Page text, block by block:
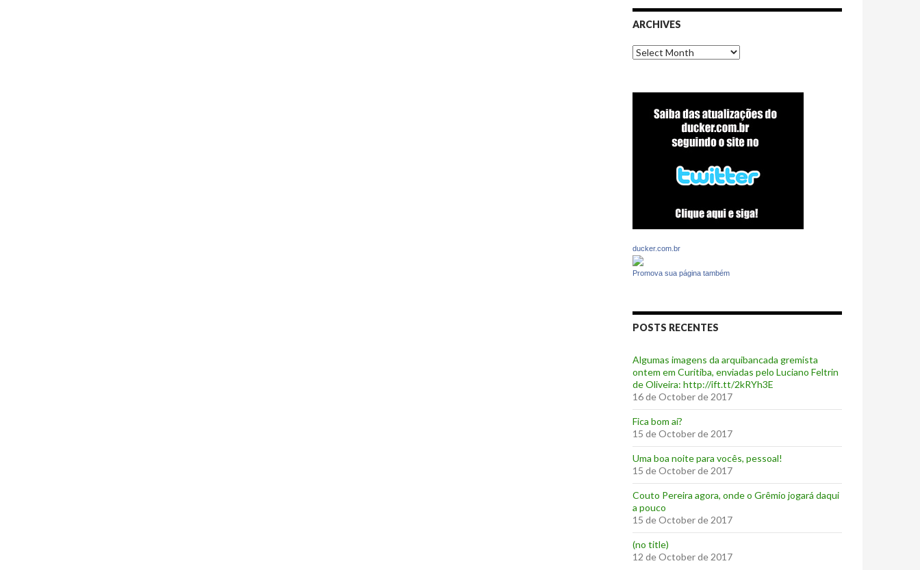
ARCHIVES
Archives
ducker.com.br
Promova sua página também
POSTS RECENTES
Algumas imagens da arquibancada gremista
ontem em Curitiba, enviadas pelo Luciano Feltrin
de Oliveira: http://ift.tt/2kRYh3E
16 de October de 2017
‪Fica bom aí?‬
15 de October de 2017
Uma boa noite para vocês, pessoal!
15 de October de 2017
‪Couto Pereira agora, onde o Grêmio jogará daqui
a pouco ‬
15 de October de 2017
(no title)
12 de October de 2017